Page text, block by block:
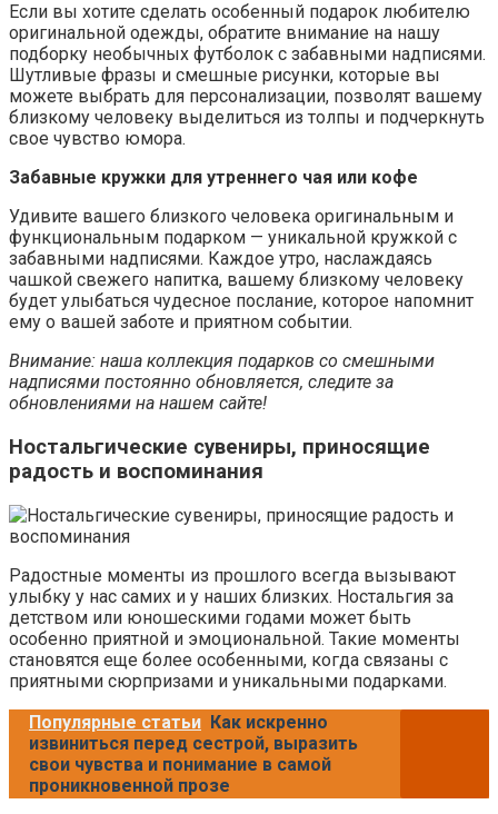
Если вы хотите сделать особенный подарок любителю
оригинальной одежды, обратите внимание на нашу
подборку необычных футболок с забавными надписями.
Шутливые фразы и смешные рисунки, которые вы
можете выбрать для персонализации, позволят вашему
близкому человеку выделиться из толпы и подчеркнуть
свое чувство юмора.
Забавные кружки для утреннего чая или кофе
Удивите вашего близкого человека оригинальным и
функциональным подарком — уникальной кружкой с
забавными надписями. Каждое утро, наслаждаясь
чашкой свежего напитка, вашему близкому человеку
будет улыбаться чудесное послание, которое напомнит
ему о вашей заботе и приятном событии.
Внимание: наша коллекция подарков со смешными
надписями постоянно обновляется, следите за
обновлениями на нашем сайте!
Ностальгические сувениры, приносящие
радость и воспоминания
Радостные моменты из прошлого всегда вызывают
улыбку у нас самих и у наших близких. Ностальгия за
детством или юношескими годами может быть
особенно приятной и эмоциональной. Такие моменты
становятся еще более особенными, когда связаны с
приятными сюрпризами и уникальными подарками.
Популярные статьи Как искренно
извиниться перед сестрой, выразить
свои чувства и понимание в самой
проникновенной прозе